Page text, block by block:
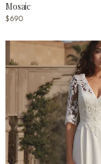
Mosaic
$690